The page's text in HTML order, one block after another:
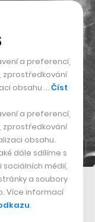
se tyto
a preferencí,
zprostředkování
obsahu … Číst
a preferencí,
zprostředkování
obsahu.
dále sdílíme s
médií,
a soubory
Více informací
.